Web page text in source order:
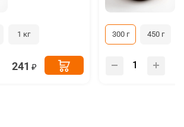
1 кг
241
300 г 450 г